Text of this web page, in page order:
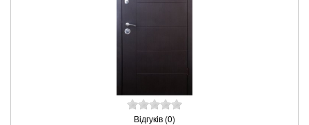
Відгуків (0)